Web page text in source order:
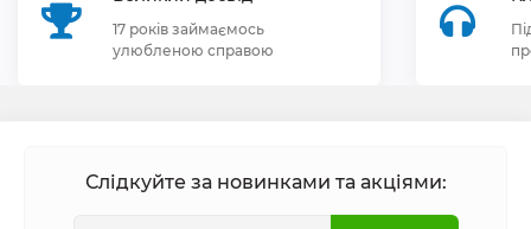
17 років займаємось
улюбленою справою
Слідкуйте за новинками та акціями: